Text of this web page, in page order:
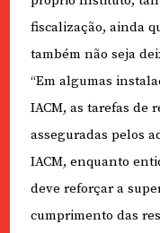
fiscalização, ainda
também não seja
“Em algumas
IACM, as tarefas de
asseguradas pelos
IACM, enquanto
deve reforçar a
cumprimento das